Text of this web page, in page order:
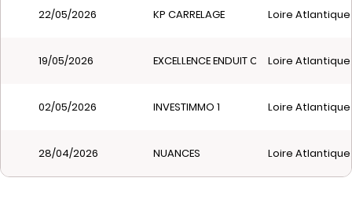
22/05/2026 KP CARRELAGE Loire
19/05/2026 EXCELLENCE ENDUIT CONCEPT
Loire
02/05/2026 INVESTIMMO 1 Loire
28/04/2026 NUANCES Loire